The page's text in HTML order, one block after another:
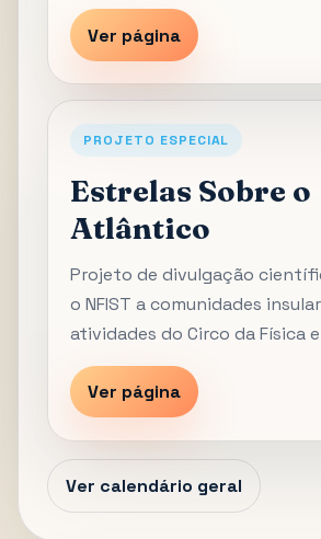
Ver página
PROJETO ESPECIAL
Estrelas Sobre o
Atlântico
Projeto de divulgação
o NFIST a comunidades
atividades do Circo da Física
Ver página
Ver calendário geral